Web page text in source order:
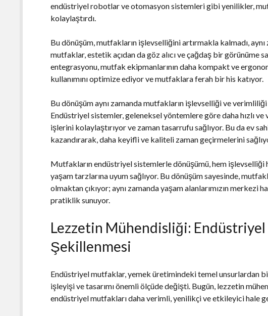
endüstriyel robotlar ve otomasyon sistemleri gibi yenilikler,
kolaylaştırdı.
Bu dönüşüm, mutfakların işlevselliğini artırmakla kalmadı, aynı
mutfaklar, estetik açıdan da göz alıcı ve çağdaş bir görünüme
entegrasyonu, mutfak ekipmanlarının daha kompakt ve
kullanımını optimize ediyor ve mutfaklara ferah bir his katıyor.
Bu dönüşüm aynı zamanda mutfakların işlevselliği ve
Endüstriyel sistemler, geleneksel yöntemlere göre daha hızlı
işlerini kolaylaştırıyor ve zaman tasarrufu sağlıyor. Bu da ev
kazandırarak, daha keyifli ve kaliteli zaman geçirmelerini
Mutfakların endüstriyel sistemlerle dönüşümü, hem işlevselliği
yaşam tarzlarına uyum sağlıyor. Bu dönüşüm sayesinde,
olmaktan çıkıyor; aynı zamanda yaşam alanlarımızın
pratiklik sunuyor.
Lezzetin Mühendisliği:
Şekillenmesi
Endüstriyel mutfaklar, yemek üretimindeki temel unsurlardan
işleyişi ve tasarımı önemli ölçüde değişti. Bugün, lezzetin
endüstriyel mutfakları daha verimli, yenilikçi ve etkileyici hale